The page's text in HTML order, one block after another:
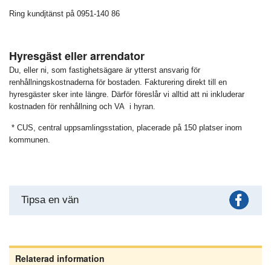
Ring kundjtänst på 0951-140 86
Hyresgäst eller arrendator
Du, eller ni, som fastighetsägare är ytterst ansvarig för
renhållningskostnaderna för bostaden. Fakturering direkt till en
hyresgäster sker inte längre. Därför föreslår vi alltid att ni inkluderar
kostnaden för renhållning och VA i hyran.
* CUS, central uppsamlingsstation, placerade på 150 platser inom
kommunen.
Tipsa en vän
Relaterad information